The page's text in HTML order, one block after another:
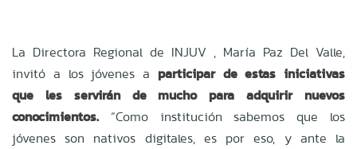
La Directora Regional de INJUV , María Paz Del Valle,
invitó a los jóvenes a participar de estas iniciativas
que les servirán de mucho para adquirir nuevos
conocimientos. “Como institución sabemos que los
jóvenes son nativos digitales, es por eso, y ante la